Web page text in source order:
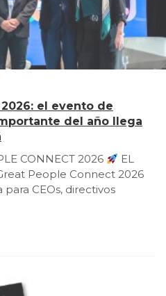
el evento de
del año llega
CONNECT 2026
EL
People Connect 2026
CEOs, directivos